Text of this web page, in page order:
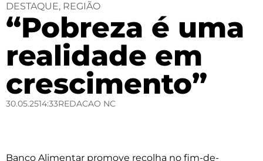
DESTAQUE, REGIÃO
“Pobreza é uma
realidade em
crescimento”
30.05.2514:33REDACAO NC
Banco Alimentar promove recolha no fim-de-